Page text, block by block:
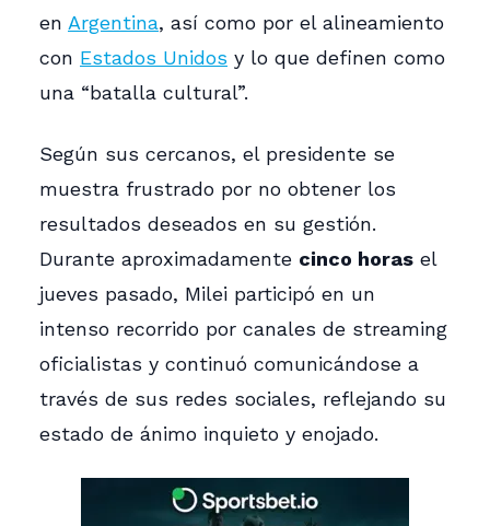
en Argentina, así como por el alineamiento
con Estados Unidos y lo que definen como
una “batalla cultural”.
Según sus cercanos, el presidente se
muestra frustrado por no obtener los
resultados deseados en su gestión.
Durante aproximadamente cinco horas el
jueves pasado, Milei participó en un
intenso recorrido por canales de streaming
oficialistas y continuó comunicándose a
través de sus redes sociales, reflejando su
estado de ánimo inquieto y enojado.